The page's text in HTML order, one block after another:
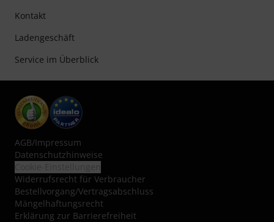
Kontakt
Ladengeschäft
Service im Überblick
AGB/Impressum
Datenschutzhinweise
Widerrufsrecht für Verbraucher
Bestellvorgang/Vertragsabschluss
Mängelhaftungsrecht
Erklärung zur Barrierefreiheit